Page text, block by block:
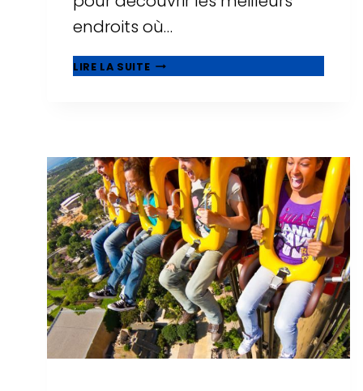
endroits où…
LIRE LA SUITE21
MEILLEURS
ADAPTÉS
AUX
BÉBÉS
ET
AUX
TOUT-
PETITS